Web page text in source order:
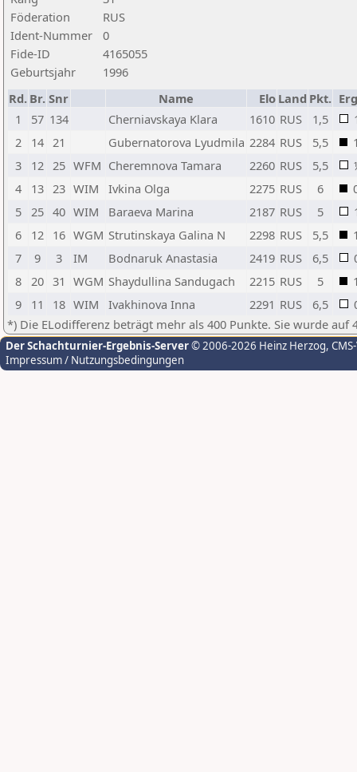
Föderation
RUS
Ident-Nummer
0
Fide-ID
4165055
Geburtsjahr
1996
Rd. Br. Snr Name Elo Land Pkt.
1
57 134 Cherniavskaya Klara 1610 RUS 1,5
2
14 21 Gubernatorova Lyudmila 2284 RUS 5,5
3
12 25 WFM Cheremnova Tamara 2260 RUS 5,5
4
13 23 WIM Ivkina Olga 2275 RUS 6
5
25 40 WIM Baraeva Marina 2187 RUS 5
6
12 16 WGM Strutinskaya Galina N 2298 RUS 5,5
7
9 3 IM Bodnaruk Anastasia 2419 RUS 6,5
8
20 31 WGM Shaydullina Sandugach 2215 RUS 5
9
11 18 WIM Ivakhinova Inna 2291 RUS 6,5
*) Die ELodifferenz beträgt mehr als 400 Punkte. Sie wurde auf
Der Schachturnier-Ergebnis-Server© 2006-2026 Heinz Herzog,
Impressum / Nutzungsbedingungen